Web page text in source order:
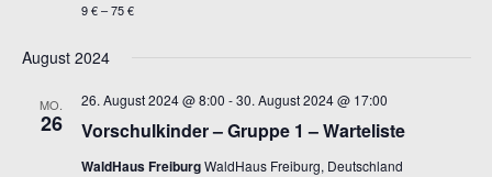
9 € – 75 €
August 2024
MO.
26 Vorschulkinder – Gruppe 1 – Warteliste
26. August 2024 @ 8:00 -30. August 2024 @ 17:00
WaldHaus FreiburgWaldHaus Freiburg, Deutschland